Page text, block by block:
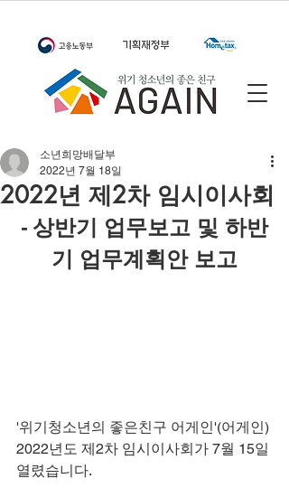
2022년 제2차 임시이사회
소년희망배달부
2022년 7월 18일
- 상반기 업무보고 및 하반
기 업무계획안 보고
'위기청소년의 좋은친구 어게인'(어게인)
2022년도 제2차 임시이사회가 7월 15일
열렸습니다.